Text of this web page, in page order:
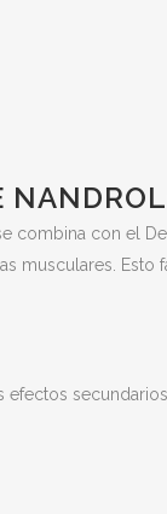
combina con el
musculares. Esto